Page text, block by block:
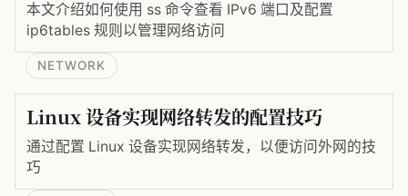
本文介绍如何使用 ss 命令查看 IPv6 端口及配置
ip6tables 规则以管理网络访问
NETWORK
Linux 设备实现网络转发的配置技巧
通过配置 Linux 设备实现网络转发，以便访问外网的技
巧